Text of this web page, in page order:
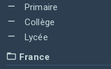
Primaire
Collège
Lycée
France